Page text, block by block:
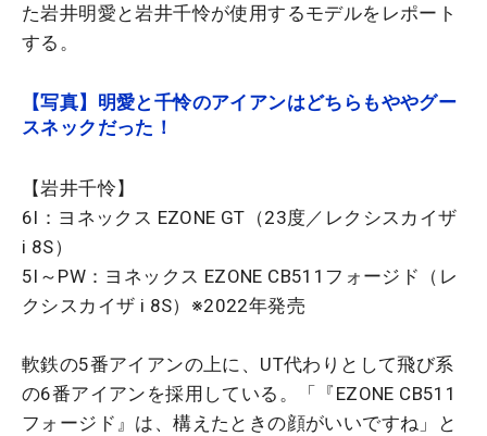
た岩井明愛と岩井千怜が使用するモデルをレポート
する。
【写真】明愛と千怜のアイアンはどちらもややグー
スネックだった！
【岩井千怜】
6I：ヨネックス EZONE GT（23度／レクシスカイザ
i 8S）
5I～PW：ヨネックス EZONE CB511フォージド（レ
クシスカイザ i 8S）※2022年発売
軟鉄の5番アイアンの上に、UT代わりとして飛び系
の6番アイアンを採用している。「『EZONE CB511
フォージド』は、構えたときの顔がいいですね」と